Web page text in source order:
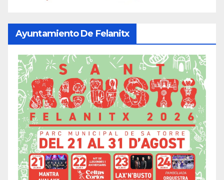
Ayuntamiento De Felanitx